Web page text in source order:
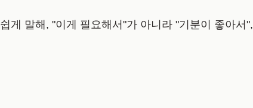
쉽게 말해, "이게 필요해서"가 아니라 "기분이 좋아